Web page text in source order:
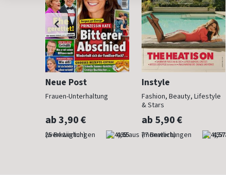
Neue Post
Frauen-Unterhaltung
ab 3,90 €
(werktäglich) 4,65
Instyle
Fashion, Beauty, Lifestyle
& Stars
ab 5,90 €
(monatlich) 4,57